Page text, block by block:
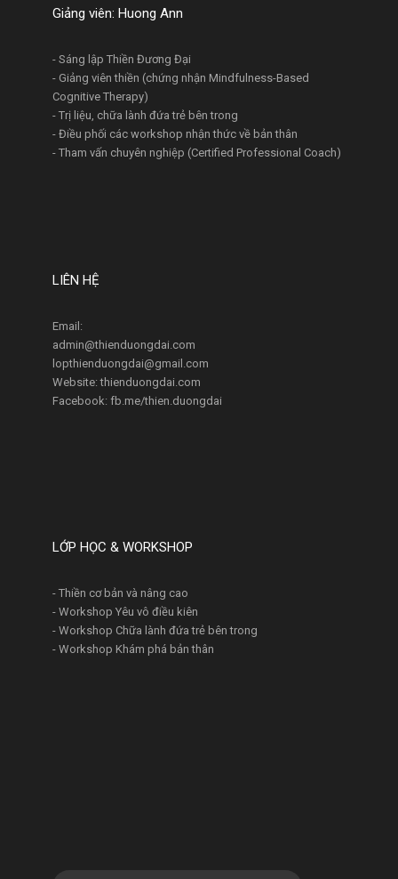
Giảng viên: Huong Ann
- Sáng lập Thiền Đương Đại
- Giảng viên thiền (chứng nhận Mindfulness-Based
Cognitive Therapy)
- Trị liệu, chữa lành đứa trẻ bên trong
- Điều phối các workshop nhận thức về bản thân
- Tham vấn chuyên nghiệp (Certified Professional Coach)
LIÊN HỆ
Email:
admin@thienduongdai.com
lopthienduongdai@gmail.com
Website: thienduongdai.com
Facebook: fb.me/thien.duongdai
LỚP HỌC & WORKSHOP
- Thiền cơ bản và nâng cao
- Workshop Yêu vô điều kiên
- Workshop Chữa lành đứa trẻ bên trong
- Workshop Khám phá bản thân